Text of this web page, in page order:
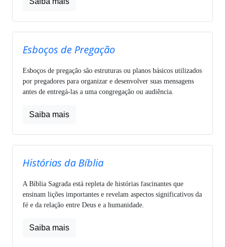
Esboços de Pregação
Esboços de pregação são estruturas ou planos básicos utilizados
por pregadores para organizar e desenvolver suas mensagens
antes de entregá-las a uma congregação ou audiência.
Saiba mais
Histórias da Bíblia
A Bíblia Sagrada está repleta de histórias fascinantes que
ensinam lições importantes e revelam aspectos significativos da
fé e da relação entre Deus e a humanidade.
Saiba mais